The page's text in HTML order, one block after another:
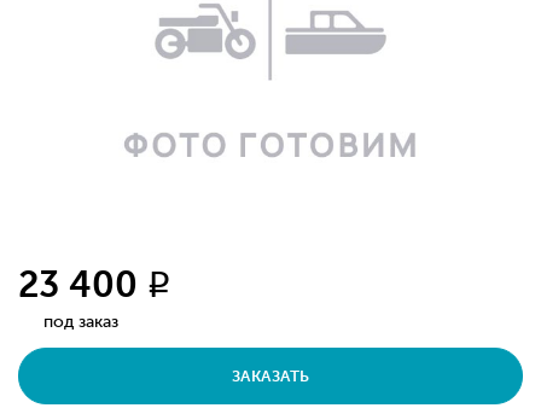
23 400 q
под заказ
ЗАКАЗАТЬ